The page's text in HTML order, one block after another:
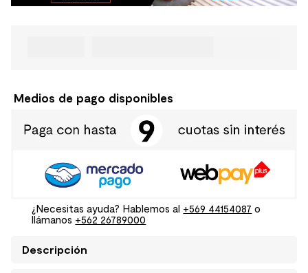
Medios de pago disponibles
¿Necesitas ayuda? Hablemos al +569 44154087 o
llámanos +562 26789000
Descripción